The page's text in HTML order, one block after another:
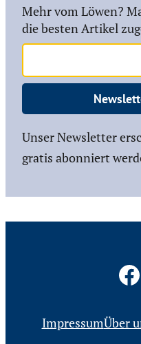
Mehr vom Löwen?
die besten Artikel
Unser Newsletter
gratis abonniert
ImpressumÜber